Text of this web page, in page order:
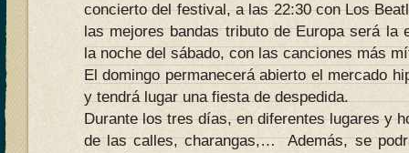
concierto del festival, a las 22:30 con Los
las mejores bandas tributo de Europa será la
la noche del sábado, con las canciones más
El domingo permanecerá abierto el mercado
y tendrá lugar una fiesta de despedida.
Durante los tres días, en diferentes lugares y
de las calles, charangas,… Además, se